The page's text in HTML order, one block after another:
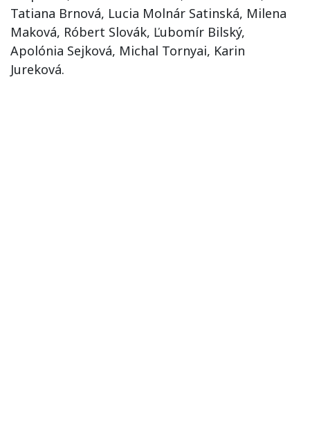
Tatiana Brnová, Lucia Molnár Satinská, Milena
Maková, Róbert Slovák, Ľubomír Bilský,
Apolónia Sejková, Michal Tornyai, Karin
Jureková.